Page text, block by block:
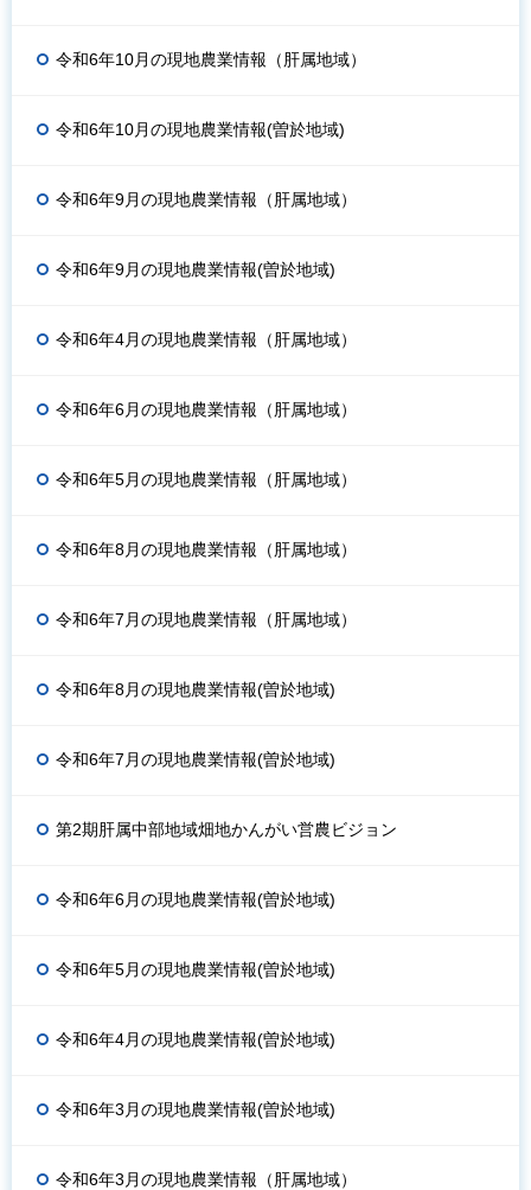
令和6年10月の現地農業情報（肝属地域）
令和6年10月の現地農業情報(曽於地域)
令和6年9月の現地農業情報（肝属地域）
令和6年9月の現地農業情報(曽於地域)
令和6年4月の現地農業情報（肝属地域）
令和6年6月の現地農業情報（肝属地域）
令和6年5月の現地農業情報（肝属地域）
令和6年8月の現地農業情報（肝属地域）
令和6年7月の現地農業情報（肝属地域）
令和6年8月の現地農業情報(曽於地域)
令和6年7月の現地農業情報(曽於地域)
第2期肝属中部地域畑地かんがい営農ビジョン
令和6年6月の現地農業情報(曽於地域)
令和6年5月の現地農業情報(曽於地域)
令和6年4月の現地農業情報(曽於地域)
令和6年3月の現地農業情報(曽於地域)
令和6年3月の現地農業情報（肝属地域）